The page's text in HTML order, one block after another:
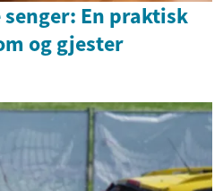
En praktisk
og gjester